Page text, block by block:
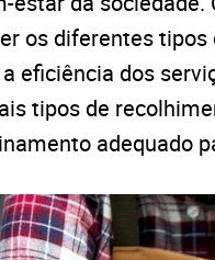
os diferentes
eficiência dos
tipos de
adequado